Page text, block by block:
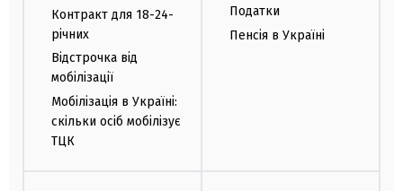
Контракт для 18-24-
річних
Відстрочка від
мобілізації
Мобілізація в Україні:
скільки осіб мобілізує
ТЦК
Податки
Пенсія в Україні